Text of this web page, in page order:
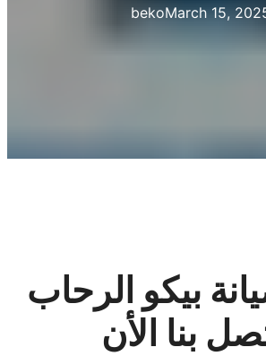
bekoMarch 15,
بيكو الرحاب
بنا الأن